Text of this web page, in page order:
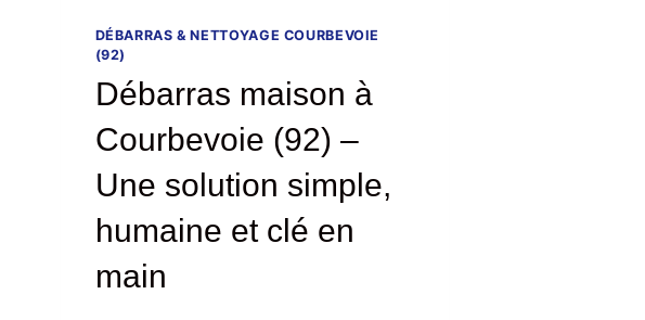
DÉBARRAS & NETTOYAGE COURBEVOIE
(92)
Débarras maison à
Courbevoie (92) –
Une solution simple,
humaine et clé en
main